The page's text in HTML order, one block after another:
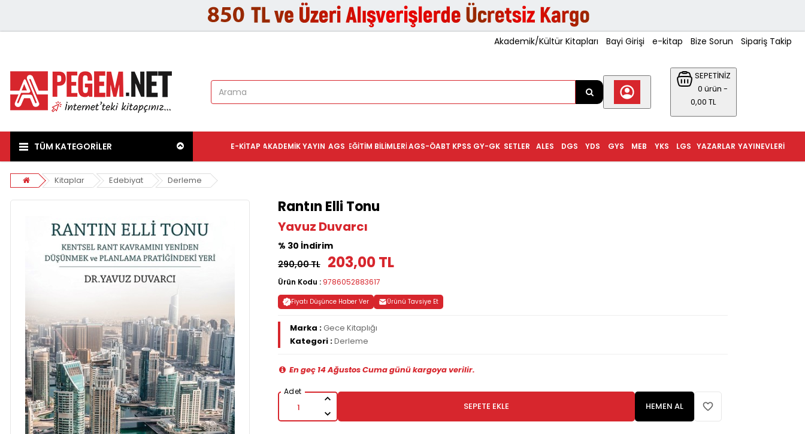
Akademik/Kültür Kitapları Bayi Girişi e-kitap Bize Sorun Sipariş Takip
SEPETİNİZ
0 ürün -
0,00 TL
TÜM KATEGORİLER YAYINEVLERI
YAZARLAR
LGS
YKS
MEB
GYS
YDS
DGS
ALES
SETLER
KPSS GY-GK
AGS-ÖABT
EĞITIM BILIMLERI
AGS
AKADEMIK YAYIN
E-KITAP
Kitaplar Edebiyat Derleme
Rantın Elli Tonu
Yavuz Duvarcı
% 30 İndirim
290,00 TL
203,00 TL
Ürün Kodu : 9786052883617
Fiyatı Düşünce Haber Ver Ürünü Tavsiye Et
Marka :Gece Kitaplığı
Kategori :Derleme
En geç 14 Ağustos Cuma günü kargoya verilir.
SEPETE EKLE HEMEN AL